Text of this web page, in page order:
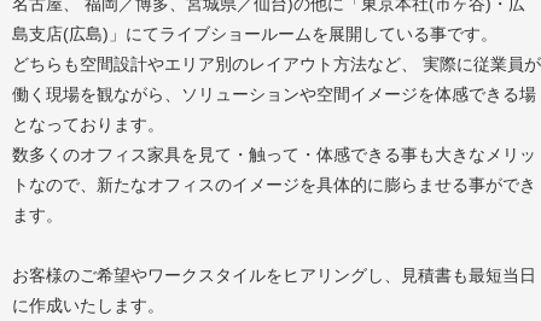
島支店(広島)」にてライブショールームを展開している事です。
どちらも空間設計やエリア別のレイアウト方法など、 実際に従業員が
働く現場を観ながら、ソリューションや空間イメージを体感できる場
となっております。
数多くのオフィス家具を見て・触って・体感できる事も大きなメリッ
トなので、新たなオフィスのイメージを具体的に膨らませる事ができ
ます。
お客様のご希望やワークスタイルをヒアリングし、見積書も最短当日
に作成いたします。